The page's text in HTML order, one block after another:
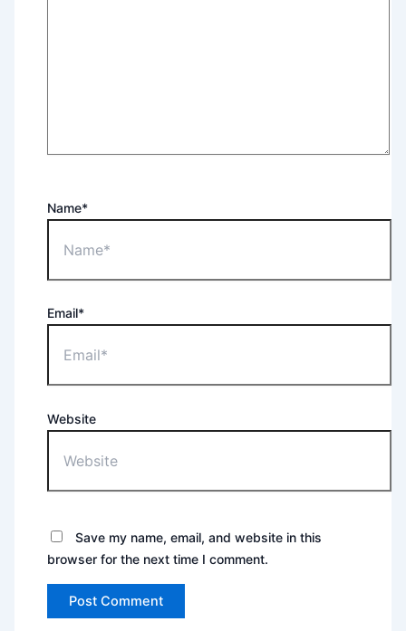
Name*
Email*
Website
Save my name, email, and website in this
browser for the next time I comment.